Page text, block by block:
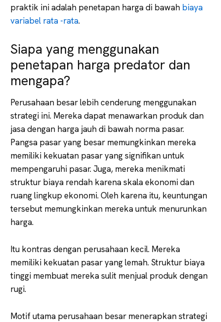
praktik ini adalah penetapan harga di bawah biaya
variabel rata -rata.
Siapa yang menggunakan
penetapan harga predator dan
mengapa?
Perusahaan besar lebih cenderung menggunakan
strategi ini. Mereka dapat menawarkan produk dan
jasa dengan harga jauh di bawah norma pasar.
Pangsa pasar yang besar memungkinkan mereka
memiliki kekuatan pasar yang signifikan untuk
mempengaruhi pasar. Juga, mereka menikmati
struktur biaya rendah karena skala ekonomi dan
ruang lingkup ekonomi. Oleh karena itu, keuntungan
tersebut memungkinkan mereka untuk menurunkan
harga.
Itu kontras dengan perusahaan kecil. Mereka
memiliki kekuatan pasar yang lemah. Struktur biaya
tinggi membuat mereka sulit menjual produk dengan
rugi.
Motif utama perusahaan besar menerapkan strategi